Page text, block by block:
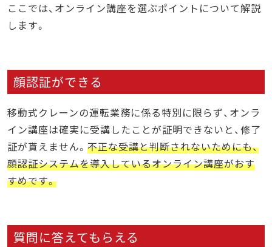
ここでは、オンライン講座を選ぶポイントについて解説
します。
顔認証ができる
移動式クレーンの運転業務に係る特別に限らず、オンラ
イン講座は確実に受講したことが証明できないと、修了
証が貰えません。 不正な受講と判断されないためにも、
顔認証システムを導入しているオンライン講座がおす
すめです。
質問に答えてもらえる